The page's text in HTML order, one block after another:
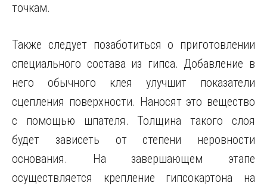
точкам.
Также следует позаботиться о приготовлении
специального состава из гипса. Добавление в
него обычного клея улучшит показатели
сцепления поверхности. Наносят это вещество
с помощью шпателя. Толщина такого слоя
будет зависеть от степени неровности
основания. На завершающем этапе
осуществляется крепление гипсокартона на